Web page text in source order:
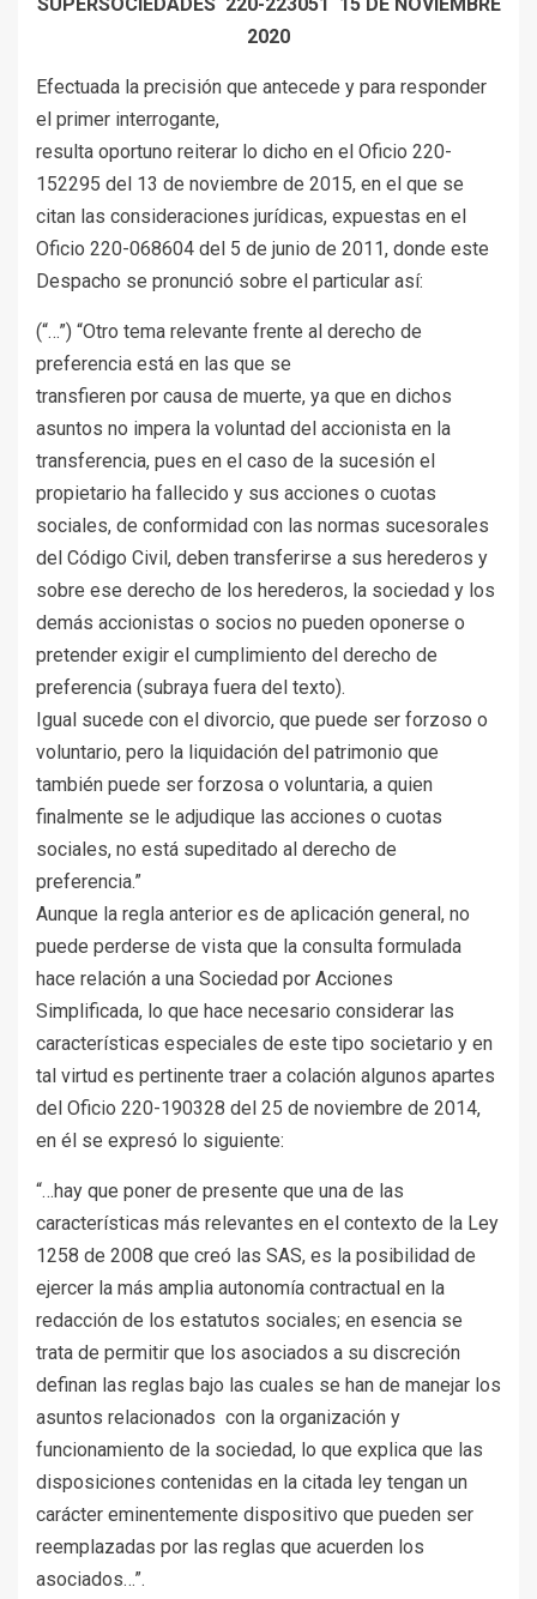
2020
Efectuada la precisión que antecede y para responder
el primer interrogante,
resulta oportuno reiterar lo dicho en el Oficio 220-
152295 del 13 de noviembre de 2015, en el que se
citan las consideraciones jurídicas, expuestas en el
Oficio 220-068604 del 5 de junio de 2011, donde este
Despacho se pronunció sobre el particular así:
(“…”) “Otro tema relevante frente al derecho de
preferencia está en las que se
transfieren por causa de muerte, ya que en dichos
asuntos no impera la voluntad del accionista en la
transferencia, pues en el caso de la sucesión el
propietario ha fallecido y sus acciones o cuotas
sociales, de conformidad con las normas sucesorales
del Código Civil, deben transferirse a sus herederos y
sobre ese derecho de los herederos, la sociedad y los
demás accionistas o socios no pueden oponerse o
pretender exigir el cumplimiento del derecho de
preferencia (subraya fuera del texto).
Igual sucede con el divorcio, que puede ser forzoso o
voluntario, pero la liquidación del patrimonio que
también puede ser forzosa o voluntaria, a quien
finalmente se le adjudique las acciones o cuotas
sociales, no está supeditado al derecho de
preferencia.”
Aunque la regla anterior es de aplicación general, no
puede perderse de vista que la consulta formulada
hace relación a una Sociedad por Acciones
Simplificada, lo que hace necesario considerar las
características especiales de este tipo societario y en
tal virtud es pertinente traer a colación algunos apartes
del Oficio 220-190328 del 25 de noviembre de 2014,
en él se expresó lo siguiente:
“…hay que poner de presente que una de las
características más relevantes en el contexto de la Ley
1258 de 2008 que creó las SAS, es la posibilidad de
ejercer la más amplia autonomía contractual en la
redacción de los estatutos sociales; en esencia se
trata de permitir que los asociados a su discreción
definan las reglas bajo las cuales se han de manejar los
asuntos relacionados con la organización y
funcionamiento de la sociedad, lo que explica que las
disposiciones contenidas en la citada ley tengan un
carácter eminentemente dispositivo que pueden ser
reemplazadas por las reglas que acuerden los
asociados…”.